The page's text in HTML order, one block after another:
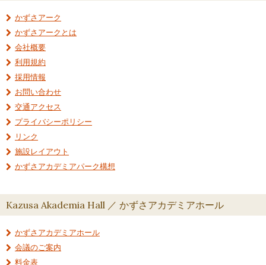
かずさアーク
かずさアークとは
会社概要
利用規約
採用情報
お問い合わせ
交通アクセス
プライバシーポリシー
リンク
施設レイアウト
かずさアカデミアパーク構想
Kazusa Akademia Hall ／ かずさアカデミアホール
かずさアカデミアホール
会議のご案内
料金表